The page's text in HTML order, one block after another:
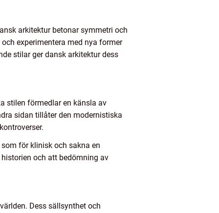
arkitektur betonar symmetri och
experimentera med nya former
stilar ger dansk arkitektur dess
stilen förmedlar en känsla av
sidan tillåter den modernistiska
för klinisk och sakna en
och att bedömning av
Dess sällsynthet och